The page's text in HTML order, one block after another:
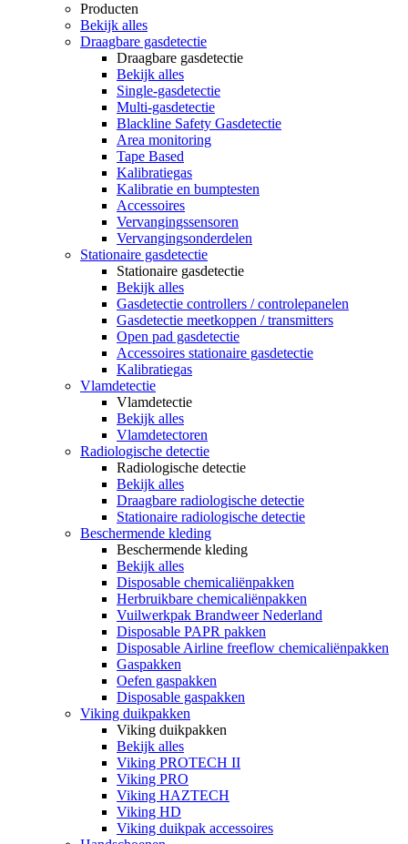
Producten
Bekijk alles
Draagbare gasdetectie
Draagbare gasdetectie
Bekijk alles
Single-gasdetectie
Multi-gasdetectie
Blackline Safety Gasdetectie
Area monitoring
Tape Based
Kalibratiegas
Kalibratie en bumptesten
Accessoires
Vervangingssensoren
Vervangingsonderdelen
Stationaire gasdetectie
Stationaire gasdetectie
Bekijk alles
Gasdetectie controllers / controlepanelen
Gasdetectie meetkoppen / transmitters
Open pad gasdetectie
Accessoires stationaire gasdetectie
Kalibratiegas
Vlamdetectie
Vlamdetectie
Bekijk alles
Vlamdetectoren
Radiologische detectie
Radiologische detectie
Bekijk alles
Draagbare radiologische detectie
Stationaire radiologische detectie
Beschermende kleding
Beschermende kleding
Bekijk alles
Disposable chemicaliënpakken
Herbruikbare chemicaliënpakken
Vuilwerkpak Brandweer Nederland
Disposable PAPR pakken
Disposable Airline freeflow chemicaliënpakken
Gaspakken
Oefen gaspakken
Disposable gaspakken
Viking duikpakken
Viking duikpakken
Bekijk alles
Viking PROTECH II
Viking PRO
Viking HAZTECH
Viking HD
Viking duikpak accessoires